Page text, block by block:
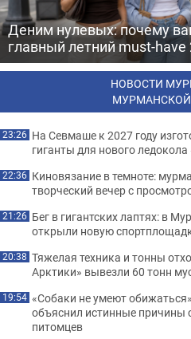
Деним нулевых: почему
главный летний must-have
НОВОСТИ
23:26 На Севмаше к 2027 году
гиганты для нового
22:36 Киновязание в темноте:
творческий вечер с
21:26 Бег в гигантских лаптях: в
открыли новую
20:38 Тяжелая техника и тонны
Арктики» вывезли 60 тонн
19:54 «Собаки не умеют
объяснил истинные причины
питомцев